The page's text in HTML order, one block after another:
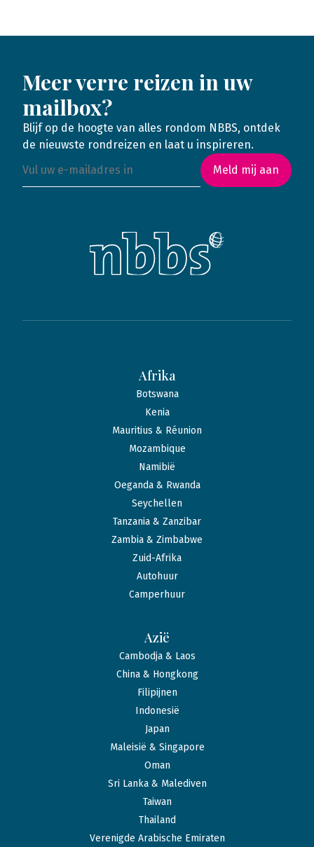
Meer verre reizen in uw
mailbox?
Blijf op de hoogte van alles rondom NBBS, ontdek
de nieuwste rondreizen en laat u inspireren.
Meld mij aan
Afrika
Botswana
Kenia
Mauritius & Réunion
Mozambique
Namibië
Oeganda & Rwanda
Seychellen
Tanzania & Zanzibar
Zambia & Zimbabwe
Zuid-Afrika
Autohuur
Camperhuur
Azië
Cambodja & Laos
China & Hongkong
Filipijnen
Indonesië
Japan
Maleisië & Singapore
Oman
Sri Lanka & Malediven
Taiwan
Thailand
Verenigde Arabische Emiraten